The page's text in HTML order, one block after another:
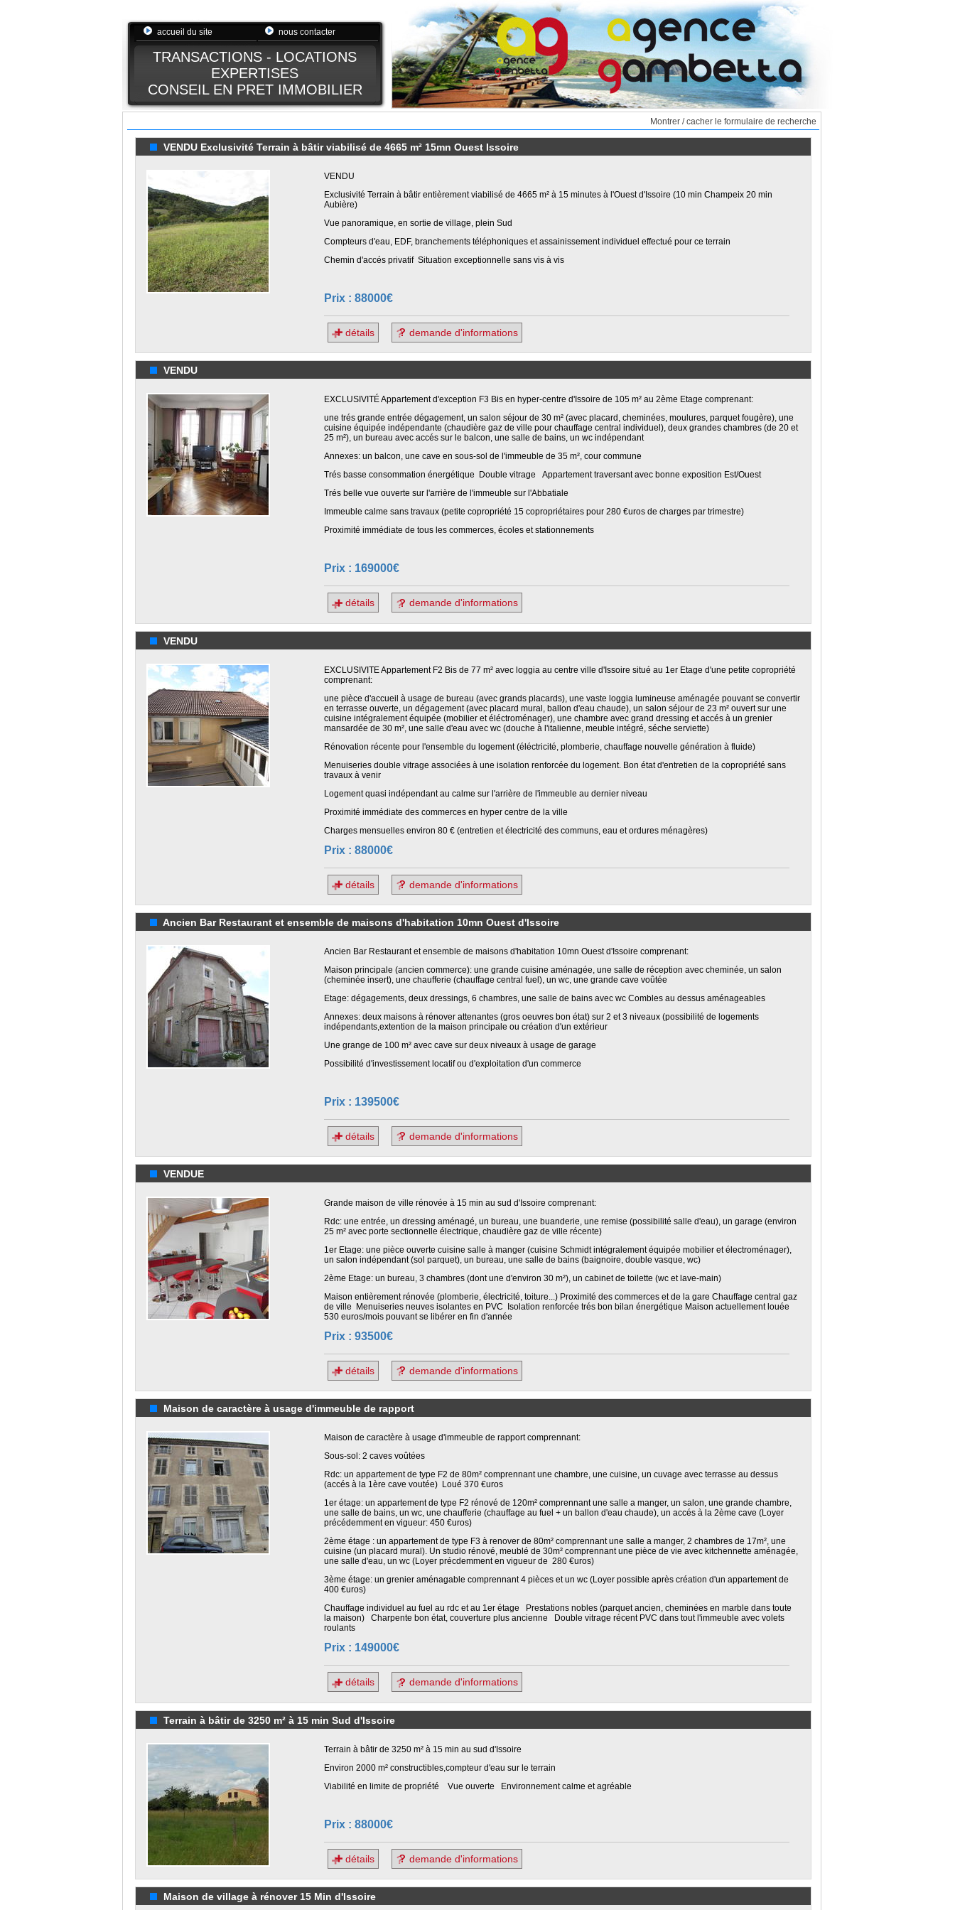
accueil du site nous contacter
TRANSACTIONS - LOCATIONS
EXPERTISES
CONSEIL EN PRET IMMOBILIER
Montrer / cacher le formulaire de recherche
VENDU Exclusivité Terrain à bâtir viabilisé de 4665 m² 15mn Ouest Issoire
VENDU
Exclusivité Terrain à bâtir entièrement viabilisé de 4665 m² à 15 minutes à l'Ouest d'Issoire (10 min Champeix 20 min
Aubière)
Vue panoramique, en sortie de village, plein Sud
Compteurs d'eau, EDF, branchements téléphoniques et assainissement individuel effectué pour ce terrain
Chemin d'accés privatif Situation exceptionnelle sans vis à vis
Prix : 88000€
détails demande d'informations
VENDU
EXCLUSIVITÉ Appartement d'exception F3 Bis en hyper-centre d'Issoire de 105 m² au 2ème Etage comprenant:
une trés grande entrée dégagement, un salon séjour de 30 m² (avec placard, cheminées, moulures, parquet fougère), une
cuisine équipée indépendante (chaudière gaz de ville pour chauffage central individuel), deux grandes chambres (de 20 et
25 m²), un bureau avec accés sur le balcon, une salle de bains, un wc indépendant
Annexes: un balcon, une cave en sous-sol de l'immeuble de 35 m², cour commune
Trés basse consommation énergétique Double vitrage Appartement traversant avec bonne exposition Est/Ouest
Trés belle vue ouverte sur l'arrière de l'immeuble sur l'Abbatiale
Immeuble calme sans travaux (petite copropriété 15 copropriétaires pour 280 €uros de charges par trimestre)
Proximité immédiate de tous les commerces, écoles et stationnements
Prix : 169000€
détails demande d'informations
VENDU
EXCLUSIVITE Appartement F2 Bis de 77 m² avec loggia au centre ville d'Issoire situé au 1er Etage d'une petite copropriété
comprenant:
une pièce d'accueil à usage de bureau (avec grands placards), une vaste loggia lumineuse aménagée pouvant se convertir
en terrasse ouverte, un dégagement (avec placard mural, ballon d'eau chaude), un salon séjour de 23 m² ouvert sur une
cuisine intégralement équipée (mobilier et éléctroménager), une chambre avec grand dressing et accés à un grenier
mansardée de 30 m², une salle d'eau avec wc (douche à l'italienne, meuble intégré, séche serviette)
Rénovation récente pour l'ensemble du logement (éléctricité, plomberie, chauffage nouvelle génération à fluide)
Menuiseries double vitrage associées à une isolation renforcée du logement. Bon état d'entretien de la copropriété sans
travaux à venir
Logement quasi indépendant au calme sur l'arrière de l'immeuble au dernier niveau
Proximité immédiate des commerces en hyper centre de la ville
Charges mensuelles environ 80 € (entretien et électricité des communs, eau et ordures ménagères)
Prix : 88000€
détails demande d'informations
Ancien Bar Restaurant et ensemble de maisons d'habitation 10mn Ouest d'Issoire
Ancien Bar Restaurant et ensemble de maisons d'habitation 10mn Ouest d'Issoire comprenant:
Maison principale (ancien commerce): une grande cuisine aménagée, une salle de réception avec cheminée, un salon
(cheminée insert), une chaufferie (chauffage central fuel), un wc, une grande cave voûtée
Etage: dégagements, deux dressings, 6 chambres, une salle de bains avec wc Combles au dessus aménageables
Annexes: deux maisons à rénover attenantes (gros oeuvres bon état) sur 2 et 3 niveaux (possibilité de logements
indépendants,extention de la maison principale ou création d'un extérieur
Une grange de 100 m² avec cave sur deux niveaux à usage de garage
Possibilité d'investissement locatif ou d'exploitation d'un commerce
Prix : 139500€
détails demande d'informations
VENDUE
Grande maison de ville rénovée à 15 min au sud d'Issoire comprenant:
Rdc: une entrée, un dressing aménagé, un bureau, une buanderie, une remise (possibilité salle d'eau), un garage (environ
25 m² avec porte sectionnelle électrique, chaudière gaz de ville récente)
1er Etage: une pièce ouverte cuisine salle à manger (cuisine Schmidt intégralement équipée mobilier et électroménager),
un salon indépendant (sol parquet), un bureau, une salle de bains (baignoire, double vasque, wc)
2ème Etage: un bureau, 3 chambres (dont une d'environ 30 m²), un cabinet de toilette (wc et lave-main)
Maison entièrement rénovée (plomberie, électricité, toiture...) Proximité des commerces et de la gare Chauffage central gaz
de ville Menuiseries neuves isolantes en PVC Isolation renforcée trés bon bilan énergétique Maison actuellement louée
530 euros/mois pouvant se libérer en fin d'année
Prix : 93500€
détails demande d'informations
Maison de caractère à usage d'immeuble de rapport
Maison de caractère à usage d'immeuble de rapport comprennant:
Sous-sol: 2 caves voûtées
Rdc: un appartement de type F2 de 80m² comprennant une chambre, une cuisine, un cuvage avec terrasse au dessus
(accés à la 1ère cave voutée) Loué 370 €uros
1er étage: un appartement de type F2 rénové de 120m² comprennant une salle a manger, un salon, une grande chambre,
une salle de bains, un wc, une chaufferie (chauffage au fuel + un ballon d'eau chaude), un accés à la 2ème cave (Loyer
précédemment en vigueur: 450 €uros)
2ème étage : un appartement de type F3 à renover de 80m² comprennant une salle a manger, 2 chambres de 17m², une
cuisine (un placard mural). Un studio rénové, meublé de 30m² comprennant une pièce de vie avec kitchennette aménagée,
une salle d'eau, un wc (Loyer précdemment en vigueur de 280 €uros)
3ème étage: un grenier aménagable comprennant 4 pièces et un wc (Loyer possible après création d'un appartement de
400 €uros)
Chauffage individuel au fuel au rdc et au 1er étage Prestations nobles (parquet ancien, cheminées en marble dans toute
la maison) Charpente bon état, couverture plus ancienne Double vitrage récent PVC dans tout l'immeuble avec volets
roulants
Prix : 149000€
détails demande d'informations
Terrain à bâtir de 3250 m² à 15 min Sud d'Issoire
Terrain à bâtir de 3250 m² à 15 min au sud d'Issoire
Environ 2000 m² constructibles,compteur d'eau sur le terrain
Viabilité en limite de propriété Vue ouverte Environnement calme et agréable
Prix : 88000€
détails demande d'informations
Maison de village à rénover 15 Min d'Issoire